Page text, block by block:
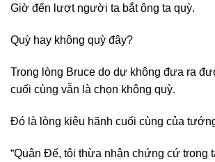
Giờ đến lượt người ta bắt ông ta quỳ.
Quỳ hay không quỳ đây?
Trong lòng Bruce do dự không đưa ra
cuối cùng vẫn là chọn không quỳ.
Đó là lòng kiêu hãnh cuối cùng của
“Quân Đế, tôi thừa nhận chứng cứ trong